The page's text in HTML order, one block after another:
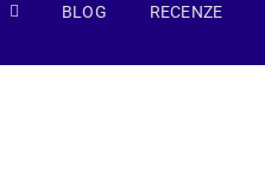
BLOG RECENZE